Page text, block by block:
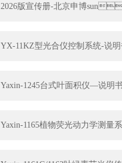
2026版宣传册-北京申博
YX-11KZ型光合仪控制系统-说明
Yaxin-1245台式叶面积仪—说明书
Yaxin-1165植物荧光动力学测量